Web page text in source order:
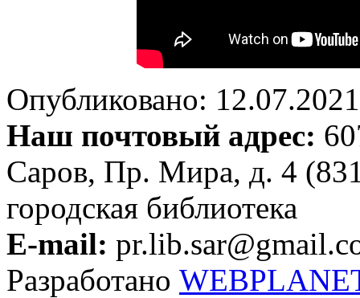
Опубликовано:
Наш почтовый адрес:
Саров, Пр. Мира, д. 4
городская библиотека
E-mail:
Разработано